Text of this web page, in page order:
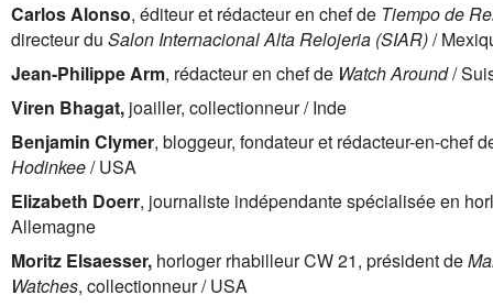
Carlos Alonso, éditeur et rédacteur en chef de Tiempo de
directeur du Salon Internacional Alta Relojeria (SIAR)/
Jean-Philippe Arm, rédacteur en chef de Watch Around/
Viren Bhagat, joailler, collectionneur / Inde
Benjamin Clymer, bloggeur, fondateur et rédacteur-en-chef
Hodinkee/ USA
Elizabeth Doerr, journaliste indépendante spécialisée en
Allemagne
Moritz Elsaesser, horloger rhabilleur CW 21, président de
Watches, collectionneur / USA